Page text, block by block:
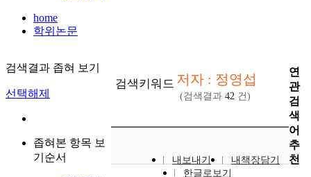
home
학위논문
검색결과 좁혀 보기
선택해제
좁혀본 항목 보
기순서
검색키워드 저자 : 정영섭
(검색결과 42 건)
내보내기
내책장담기
한글로보기
연
관
검
색
어
추
천